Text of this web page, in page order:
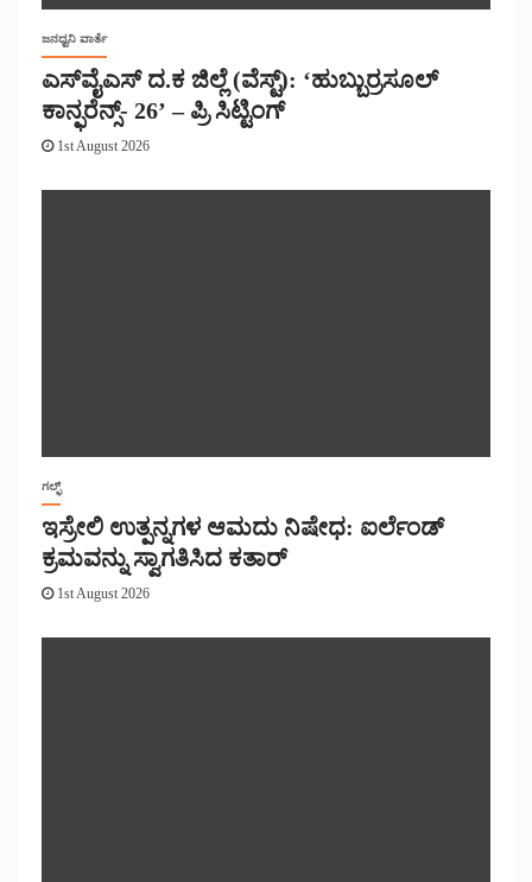
ಜನಧ್ವನಿ ವಾರ್ತೆ
ಎಸ್‌ವೈಎಸ್ ದ.ಕ ಜಿಲ್ಲೆ (ವೆಸ್ಟ್): ‘ಹುಬ್ಬುರ್ರಸೂಲ್
ಕಾನ್ಫರೆನ್ಸ್- 26’ – ಪ್ರಿ ಸಿಟ್ಟಿಂಗ್
1st August 2026
ಗಲ್ಫ್
ಇಸ್ರೇಲಿ ಉತ್ಪನ್ನಗಳ ಆಮದು ನಿಷೇಧ: ಐರ್ಲೆಂಡ್
ಕ್ರಮವನ್ನು ಸ್ವಾಗತಿಸಿದ ಕತಾರ್
1st August 2026